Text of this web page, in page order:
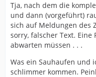
Tja, nach dem die
und dann (vorgeführt)
sich auf Meldungen des
sorry, falscher Text. Eine
abwarten müssen . . .
Was ein Sauhaufen und
schlimmer kommen.